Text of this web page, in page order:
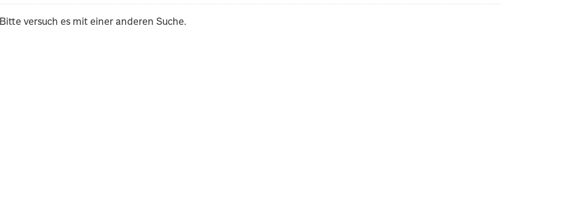
Bitte versuch es mit einer anderen Suche.